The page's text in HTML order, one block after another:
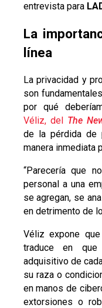
entrevista para
La
línea
La privacidad y
son
por qué
Véliz, del The
de la pérdida de
manera inmediata
“Parecería que
personal a una
se agregan, se
en detrimento de
Véliz expone
traduce en que
adquisitivo de
su raza o
en manos de
extorsiones o